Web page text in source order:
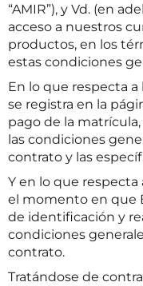
“AMIR”), y Vd. (en
acceso a nuestros
productos, en los
estas condiciones
En lo que respecta a
se registra en la
pago de la
las condiciones
contrato y las
Y en lo que
el momento en que
de identificación y
condiciones
contrato.
Tratándose de